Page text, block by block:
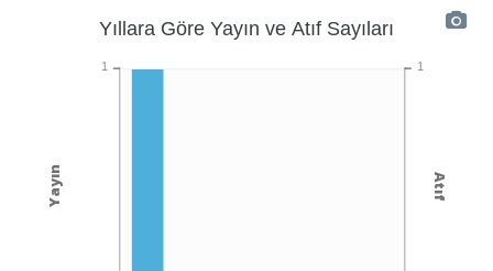
Yıllara Göre Yayın ve Atıf Sayıları
1
Atıf
1
Yayın